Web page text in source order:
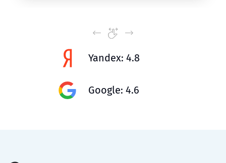
Yandex: 4.8
Google: 4.6